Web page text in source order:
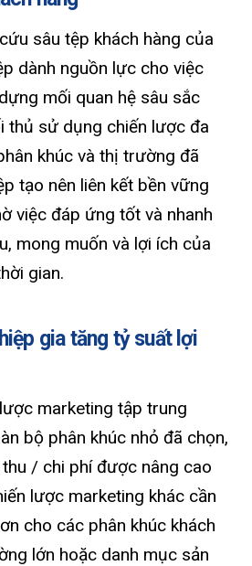
sâu tệp khách hàng của
dành nguồn lực cho việc
mối quan hệ sâu sắc
thủ sử dụng chiến lược đa
khúc và thị trường đã
tạo nên liên kết bền vững
việc đáp ứng tốt và nhanh
mong muốn và lợi ích của
gian.
gia tăng tỷ suất lợi
marketing tập trung
bộ phân khúc nhỏ đã chọn,
/ chi phí được nâng cao
lược marketing khác cần
cho các phân khúc khách
lớn hoặc danh mục sản